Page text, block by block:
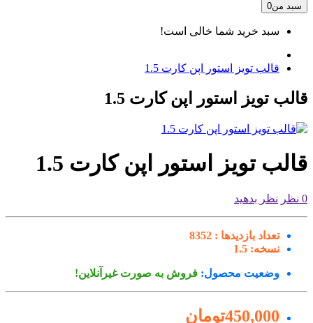
من0
سبد خرید شما خالی است!
قالب تویز استور اپن کارت 1.5
تویز استور اپن کارت 1.5
تویز استور اپن کارت 1.5
نظر بدهید
تعداد بازدیدها : 8352
نسخه: 1.5
وضعیت محصول:فروش به صورت غیرآنلاین!
450,000تومان